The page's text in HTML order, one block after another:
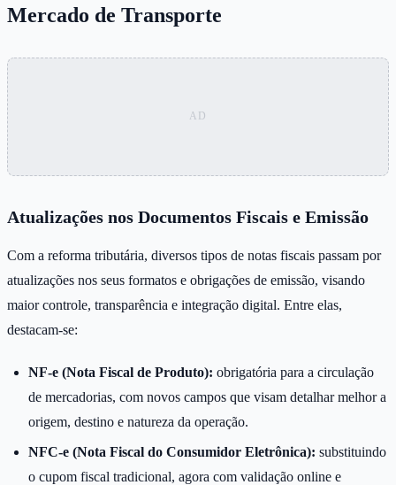
Mercado de Transporte
Atualizações nos Documentos Fiscais e Emissão
Com a reforma tributária, diversos tipos de notas fiscais passam por
atualizações nos seus formatos e obrigações de emissão, visando
maior controle, transparência e integração digital. Entre elas,
destacam-se:
NF-e (Nota Fiscal de Produto): obrigatória para a circulação
de mercadorias, com novos campos que visam detalhar melhor a
origem, destino e natureza da operação.
NFC-e (Nota Fiscal do Consumidor Eletrônica): substituindo
o cupom fiscal tradicional, agora com validação online e